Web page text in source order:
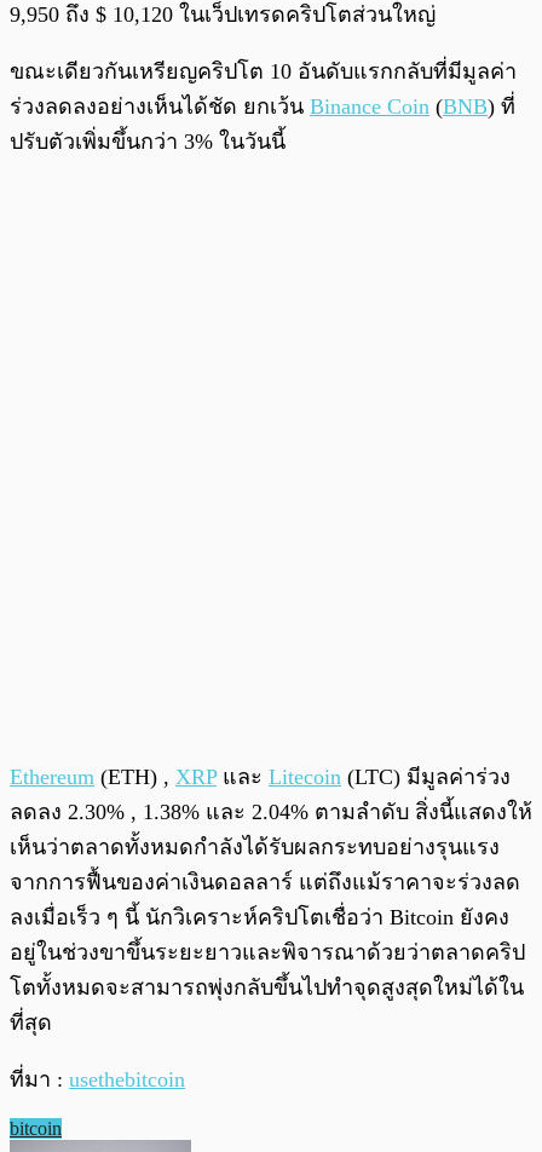
9,950 ถึง $ 10,120 ในเว็ปเทรดคริปโตส่วนใหญ่
ขณะเดียวกันเหรียญคริปโต 10 อันดับแรกกลับที่มีมูลค่า
ร่วงลดลงอย่างเห็นได้ชัด ยกเว้น Binance Coin (BNB) ที่
ปรับตัวเพิ่มขึ้นกว่า 3% ในวันนี้
Ethereum (ETH) , XRPและ Litecoin (LTC) มีมูลค่าร่วง
ลดลง 2.30% , 1.38% และ 2.04% ตามลำดับ สิ่งนี้แสดงให้
เห็นว่าตลาดทั้งหมดกำลังได้รับผลกระทบอย่างรุนแรง
จากการฟื้นของค่าเงินดอลลาร์ แต่ถึงแม้ราคาจะร่วงลด
ลงเมื่อเร็ว ๆ นี้ นักวิเคราะห์คริปโตเชื่อว่า Bitcoin ยังคง
อยู่ในช่วงขาขึ้นระยะยาวและพิจารณาด้วยว่าตลาดคริป
โตทั้งหมดจะสามารถพุ่งกลับขึ้นไปทำจุดสูงสุดใหม่ได้ใน
ที่สุด
ที่มา : usethebitcoin
bitcoin